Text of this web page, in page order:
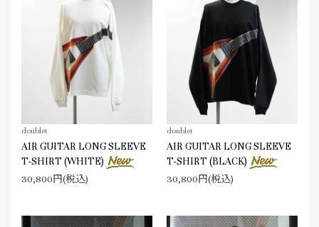
doublet
AIR GUITAR LONG SLEEVE
T-SHIRT (WHITE)
30,800円(税込)
doublet
AIR GUITAR LONG SLEEVE
T-SHIRT (BLACK)
30,800円(税込)